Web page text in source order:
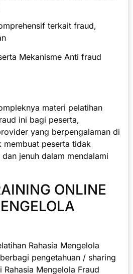
terkait fraud,
Mekanisme Anti fraud
materi pelatihan
ini bagi peserta,
yang berpengalaman di
membuat peserta tidak
jenuh dalam mendalami
ONLINE
Rahasia Mengelola
pengetahuan / sharing
Mengelola Fraud